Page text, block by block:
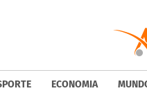
ECONOMIA